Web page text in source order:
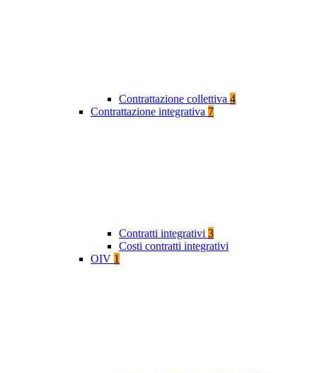
Contrattazione collettiva 4
Contrattazione integrativa 7
Contratti integrativi 3
Costi contratti integrativi
OIV 1